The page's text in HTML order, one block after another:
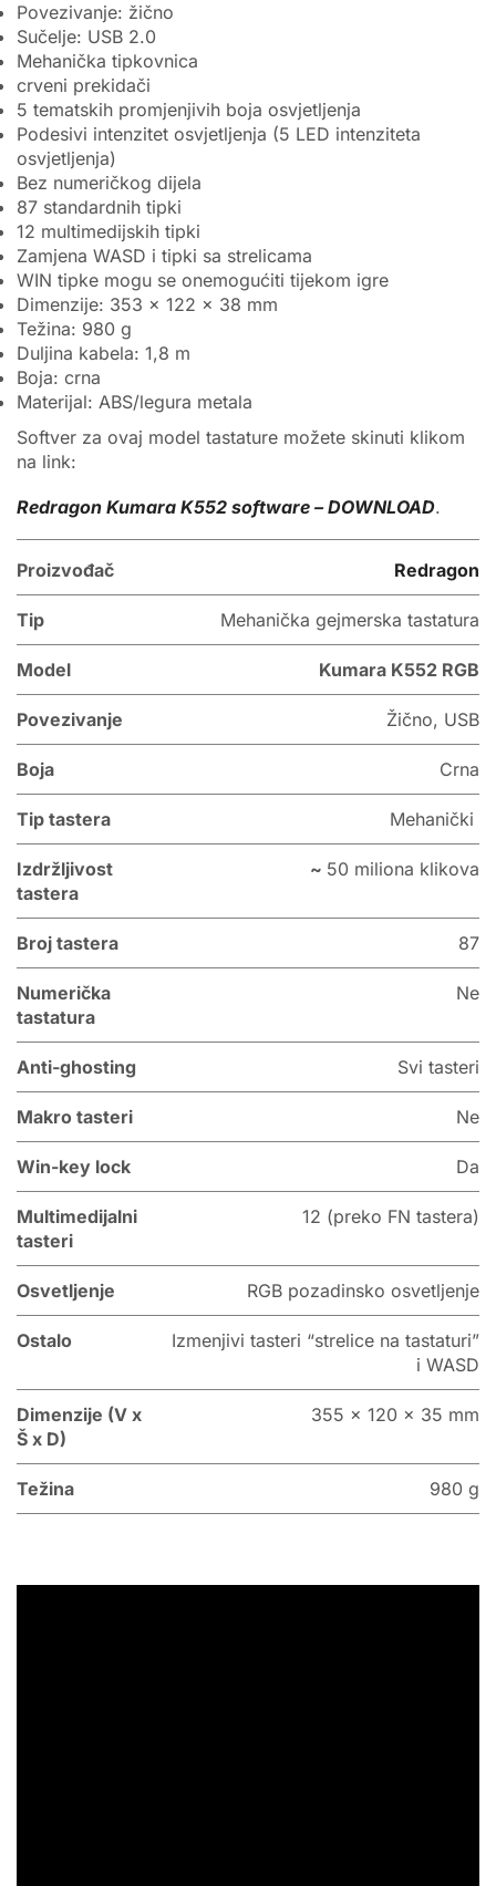
Povezivanje: žično
Sučelje: USB 2.0
Mehanička tipkovnica
crveni prekidači
5 tematskih promjenjivih boja osvjetljenja
Podesivi intenzitet osvjetljenja (5 LED intenziteta
osvjetljenja)
Bez numeričkog dijela
87 standardnih tipki
12 multimedijskih tipki
Zamjena WASD i tipki sa strelicama
WIN tipke mogu se onemogućiti tijekom igre
Dimenzije: 353 x 122 x 38 mm
Težina: 980 g
Duljina kabela: 1,8 m
Boja: crna
Materijal: ABS/legura metala
Softver za ovaj model tastature možete skinuti klikom
na link:
Redragon Kumara K552 software – DOWNLOAD.
Proizvođač Redragon
Tip Mehanička gejmerska tastatura
Model Kumara K552 RGB
Povezivanje Žično, USB
Boja Crna
Tip tastera Mehanički
Izdržljivost
tastera
~ 50 miliona klikova
Broj tastera 87
Numerička
tastatura
Ne
Anti-ghosting Svi tasteri
Makro tasteri Ne
Win-key lock Da
Multimedijalni
tasteri
12 (preko FN tastera)
Osvetljenje RGB pozadinsko osvetljenje
Ostalo
Izmenjivi tasteri “strelice na tastaturi”
i WASD
Dimenzije (V x
Š x D)
355 x 120 x 35 mm
Težina 980 g